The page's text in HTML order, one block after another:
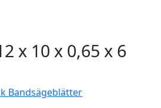
x 10 x 0,65 x 6
Bandsägeblätter